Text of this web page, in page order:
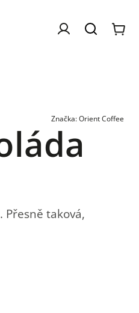
taková,
Značka:Orient Coffee